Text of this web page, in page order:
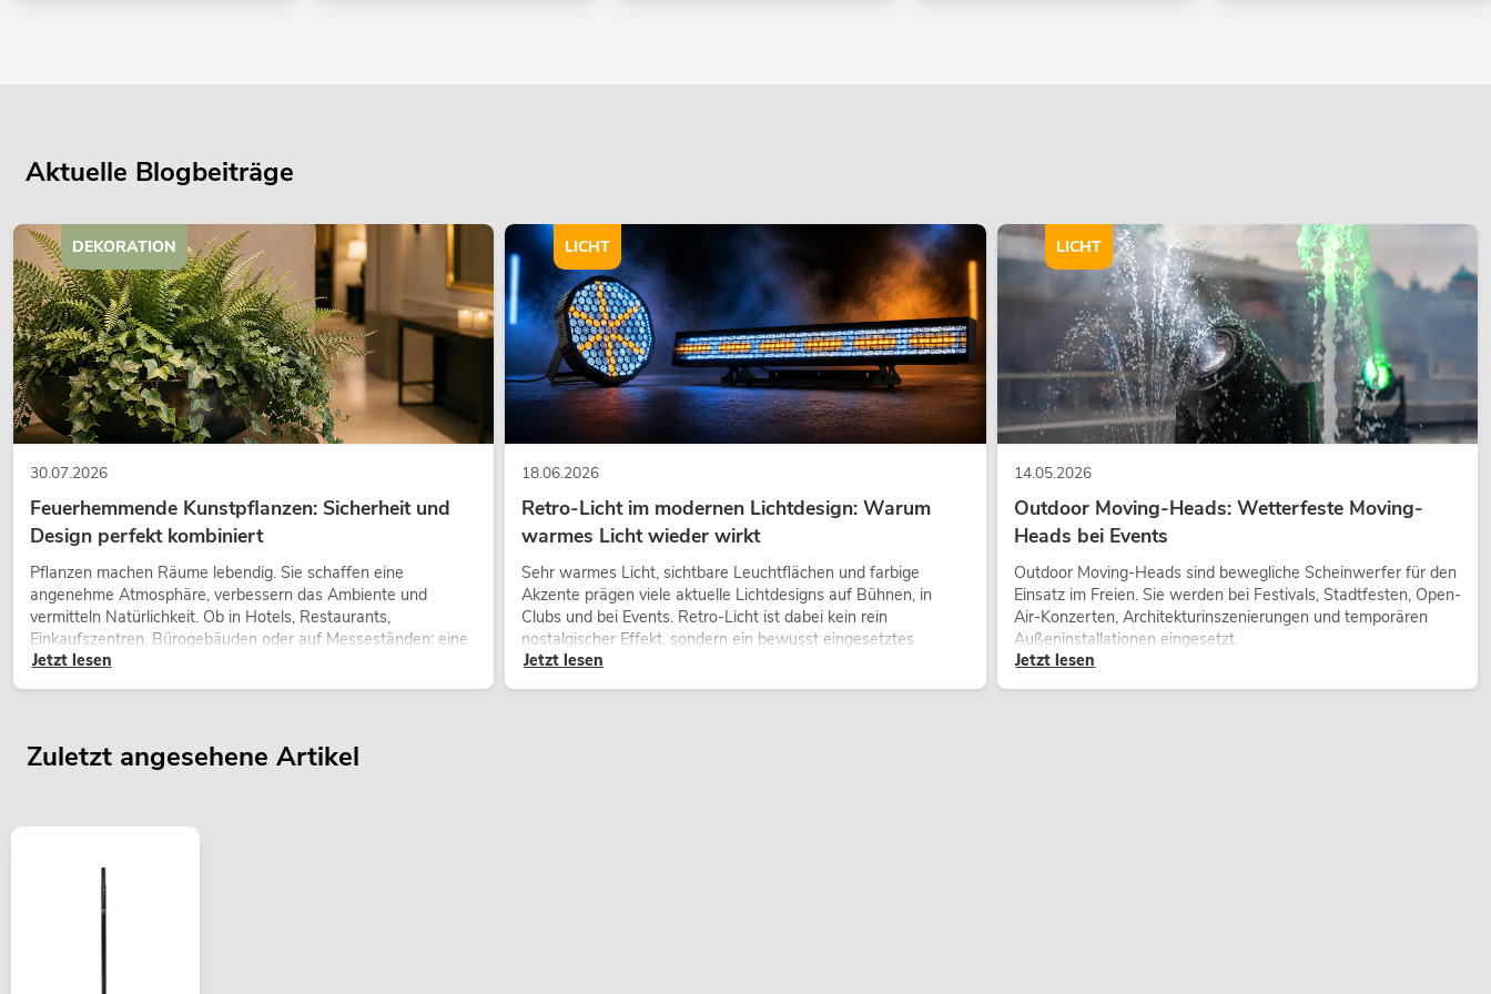
Aktuelle Blogbeiträge
30.07.2026
Feuerhemmende Kunstpflanzen: Sicherheit und
Design perfekt kombiniert
Pflanzen machen Räume lebendig. Sie schaffen eine
angenehme Atmosphäre, verbessern das Ambiente und
vermitteln Natürlichkeit. Ob in Hotels, Restaurants,
Einkaufszentren, Bürogebäuden oder auf Messeständen: eine
hochwertige Begrünung gehört heute längst zum modernen
Raumkonzept.
Jetzt lesen
DEKORATION
18.06.2026
Retro-Licht im modernen Lichtdesign: Warum
warmes Licht wieder wirkt
Sehr warmes Licht, sichtbare Leuchtflächen und farbige
Akzente prägen viele aktuelle Lichtdesigns auf Bühnen, in
Clubs und bei Events. Retro-Licht ist dabei kein rein
nostalgischer Effekt, sondern ein bewusst eingesetztes
Gestaltungsmittel: Es schafft Atmosphäre, gibt Szenen
Charakter und kann technische LED-Setups emotionaler
Jetzt lesen
LICHT
14.05.2026
Outdoor Moving-Heads: Wetterfeste Moving-
Heads bei Events
Outdoor Moving-Heads sind bewegliche Scheinwerfer für den
Einsatz im Freien. Sie werden bei Festivals, Stadtfesten, Open-
Air-Konzerten, Architekturinszenierungen und temporären
Außeninstallationen eingesetzt.
Jetzt lesen
LICHT
Zuletzt angesehene Artikel